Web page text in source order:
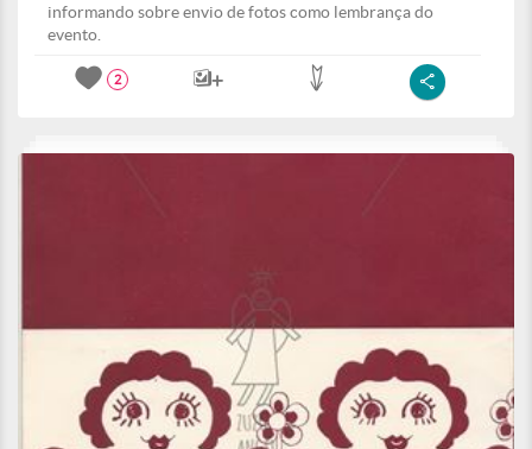
informando sobre envio de fotos como lembrança do
evento.
2